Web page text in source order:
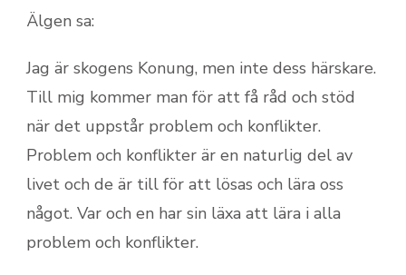
Älgen sa:
Jag är skogens Konung, men inte dess härskare.
Till mig kommer man för att få råd och stöd
när det uppstår problem och konflikter.
Problem och konflikter är en naturlig del av
livet och de är till för att lösas och lära oss
något. Var och en har sin läxa att lära i alla
problem och konflikter.